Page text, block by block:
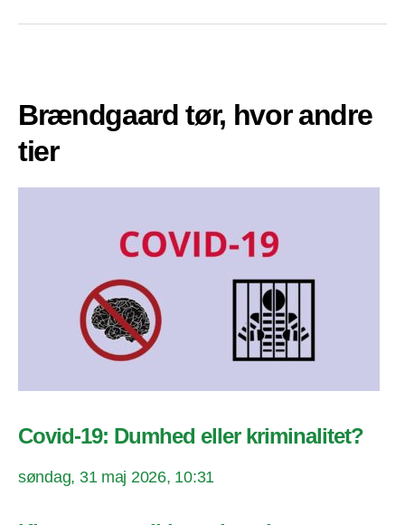
Brændgaard tør, hvor andre
tier
Covid-19: Dumhed eller kriminalitet?
søndag, 31 maj 2026, 10:31